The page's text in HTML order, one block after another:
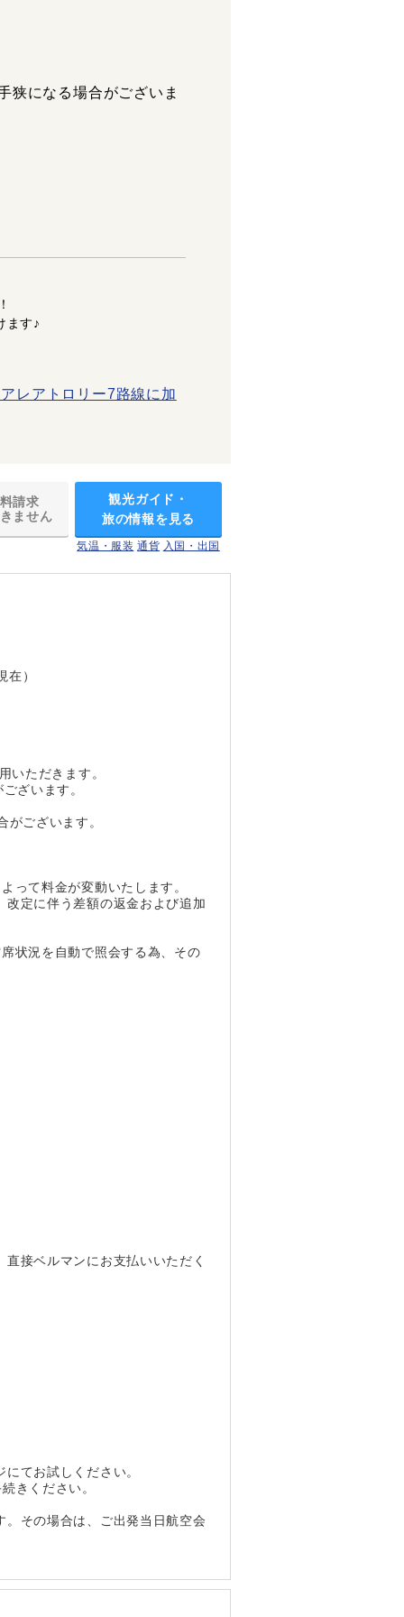
狭になる場合がございま
ます♪
レアトロリー7路線に加
請求
ません
観光ガイド・
旅の情報を見る
気温・服装 通貨 入国・出国
）
いただきます。
ざいます。
ございます。
って料金が変動いたします。
定に伴う差額の返金および追加
状況を自動で照会する為、その
接ベルマンにお支払いいただく
てお試しください。
きください。
その場合は、ご出発当日航空会